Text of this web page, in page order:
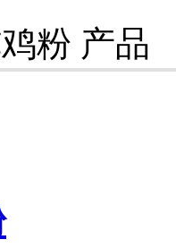
粉 产品